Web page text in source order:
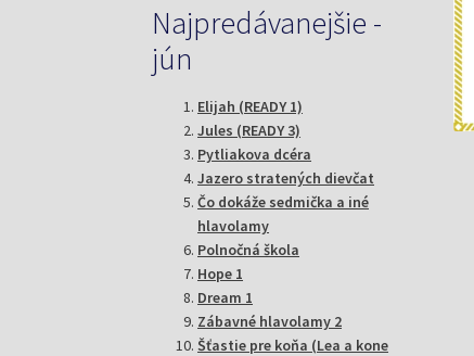
Najpredávanejšie -
jún
Elijah (READY 1)
Jules (READY 3)
Pytliakova dcéra
Jazero stratených dievčat
Čo dokáže sedmička a iné
hlavolamy
Polnočná škola
Hope 1
Dream 1
Zábavné hlavolamy 2
Šťastie pre koňa (Lea a kone